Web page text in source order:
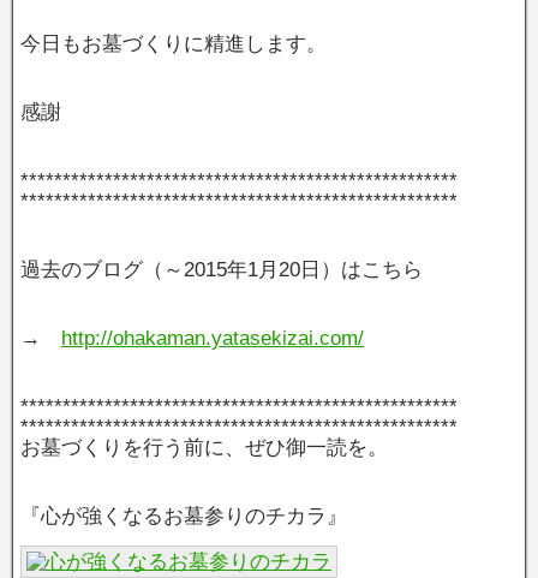
今日もお墓づくりに精進します。
感謝
****************************************************
****************************************************
過去のブログ（～2015年1月20日）はこちら
→ http://ohakaman.yatasekizai.com/
****************************************************
****************************************************
お墓づくりを行う前に、ぜひ御一読を。
『心が強くなるお墓参りのチカラ』